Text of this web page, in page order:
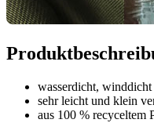
wasserdicht,
sehr leicht und klein
aus 100 % recyceltem